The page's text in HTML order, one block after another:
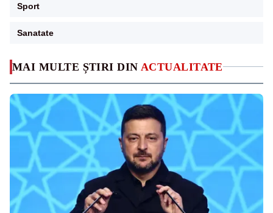
MAI MULTE ȘTIRI DIN ACTUALITATE
Sport
Sanatate